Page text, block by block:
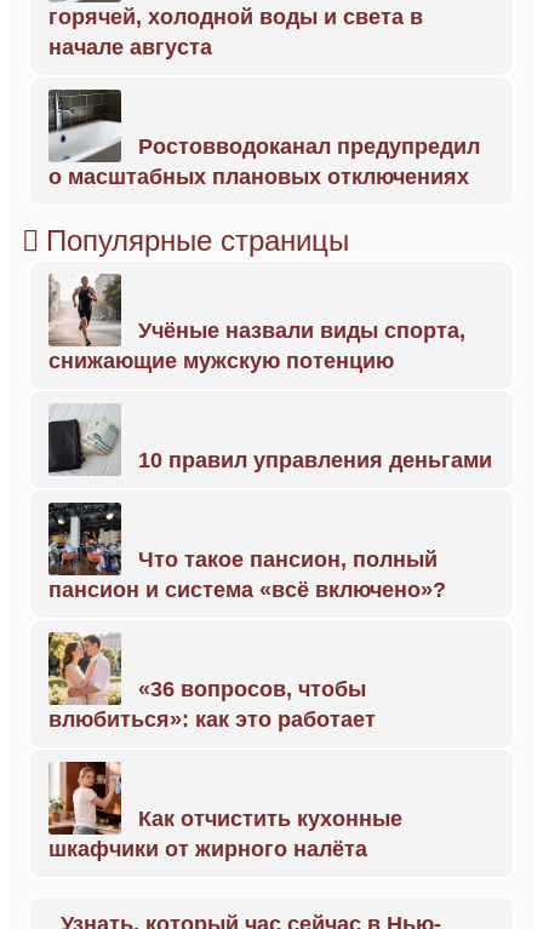
горячей, холодной воды и света в
начале августа
Ростовводоканал предупредил
о масштабных плановых отключениях
Популярные страницы
Учёные назвали виды спорта,
снижающие мужскую потенцию
10 правил управления деньгами
Что такое пансион, полный
пансион и система «всё включено»?
«36 вопросов, чтобы
влюбиться»: как это работает
Как отчистить кухонные
шкафчики от жирного налёта
Узнать, который час сейчас в Нью-